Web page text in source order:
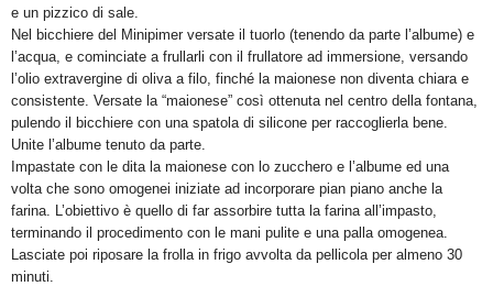
e un pizzico di sale.
Nel bicchiere del Minipimer versate il tuorlo (tenendo da parte l’albume) e
l’acqua, e cominciate a frullarli con il frullatore ad immersione, versando
l’olio extravergine di oliva a filo, finché la maionese non diventa chiara e
consistente. Versate la “maionese” così ottenuta nel centro della fontana,
pulendo il bicchiere con una spatola di silicone per raccoglierla bene.
Unite l’albume tenuto da parte.
Impastate con le dita la maionese con lo zucchero e l’albume ed una
volta che sono omogenei iniziate ad incorporare pian piano anche la
farina. L’obiettivo è quello di far assorbire tutta la farina all’impasto,
terminando il procedimento con le mani pulite e una palla omogenea.
Lasciate poi riposare la frolla in frigo avvolta da pellicola per almeno 30
minuti.